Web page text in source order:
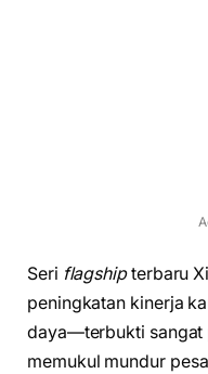
Seri flagshipterbaru
peningkatan kinerja
daya—terbukti sangat
memukul mundur